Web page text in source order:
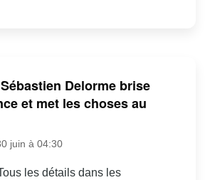
Delorme brise
et met les choses au
juin à 04:30
les détails dans les